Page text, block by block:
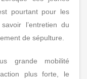
pourtant pour les
l’entretien du
de sépulture.
grande mobilité
plus forte, le